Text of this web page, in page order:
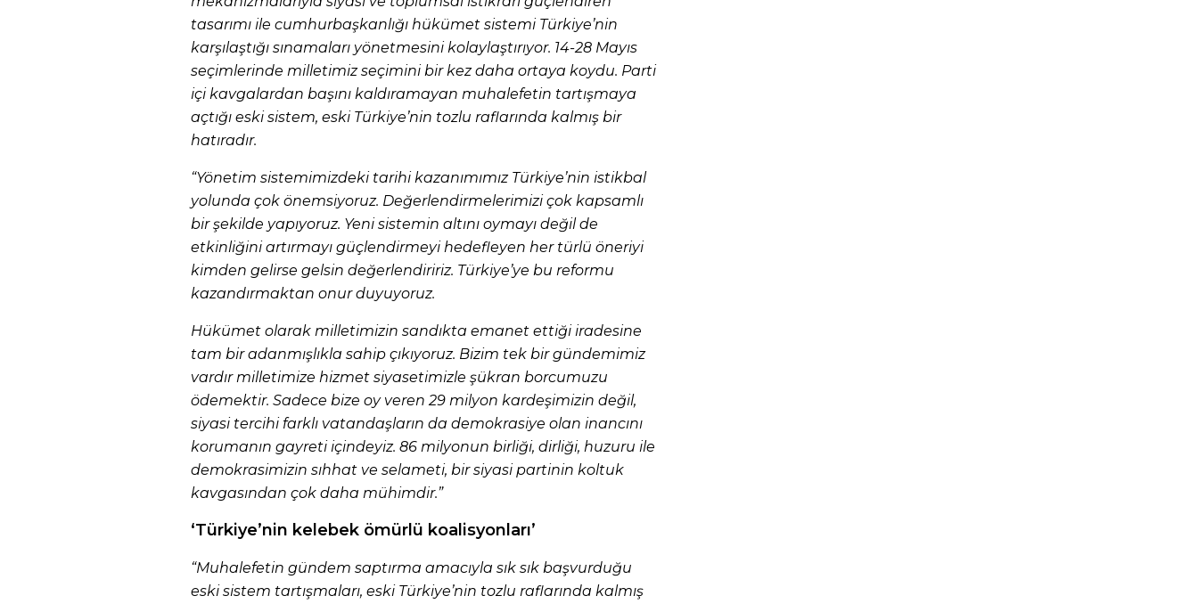
tasarımı ile cumhurbaşkanlığı hükümet sistemi Türkiye’nin
karşılaştığı sınamaları yönetmesini kolaylaştırıyor. 14-28 Mayıs
seçimlerinde milletimiz seçimini bir kez daha ortaya koydu. Parti
içi kavgalardan başını kaldıramayan muhalefetin tartışmaya
açtığı eski sistem, eski Türkiye’nin tozlu raflarında kalmış bir
hatıradır.
“Yönetim sistemimizdeki tarihi kazanımımız Türkiye’nin istikbal
yolunda çok önemsiyoruz. Değerlendirmelerimizi çok kapsamlı
bir şekilde yapıyoruz. Yeni sistemin altını oymayı değil de
etkinliğini artırmayı güçlendirmeyi hedefleyen her türlü öneriyi
kimden gelirse gelsin değerlendiririz. Türkiye’ye bu reformu
kazandırmaktan onur duyuyoruz.
Hükümet olarak milletimizin sandıkta emanet ettiği iradesine
tam bir adanmışlıkla sahip çıkıyoruz. Bizim tek bir gündemimiz
vardır milletimize hizmet siyasetimizle şükran borcumuzu
ödemektir. Sadece bize oy veren 29 milyon kardeşimizin değil,
siyasi tercihi farklı vatandaşların da demokrasiye olan inancını
korumanın gayreti içindeyiz. 86 milyonun birliği, dirliği, huzuru ile
demokrasimizin sıhhat ve selameti, bir siyasi partinin koltuk
kavgasından çok daha mühimdir.”
‘Türkiye’nin kelebek ömürlü koalisyonları’
“Muhalefetin gündem saptırma amacıyla sık sık başvurduğu
eski sistem tartışmaları, eski Türkiye’nin tozlu raflarında kalmış